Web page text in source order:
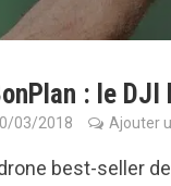
: le
03/2018 Ajouter
best-seller